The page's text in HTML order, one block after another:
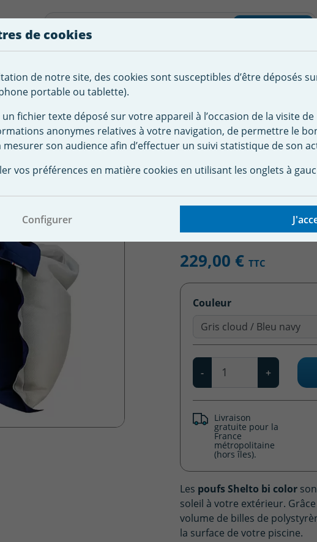
Traitement de
l'eau
Robot
Piscine
Chauffage & Couverture Autour de la
Abords piscine Mobilier jardin Pouf piscine bi color Shelto
bi color Shelto
229,00 € TTC
Couleur
Gris cloud / Bleu navy
Qté
- +
Livraison
gratuite pour la
France
métropolitaine
(hors îles).
Les poufs Shelto bi color
soleil à votre extérieur.
volume de billes de
la surface de votre piscine.
de cookies
de notre site, des cookies sont susceptibles d’être déposés
portable ou tablette).
un fichier texte déposé sur votre appareil à l’occasion de la visite
anonymes relatives à votre navigation, de permettre le
mesurer son audience afin d’effectuer un suivi statistique de son
vos préférences en matière cookies en utilisant les onglets à
Configurer